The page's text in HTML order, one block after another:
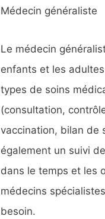
h
r
:
Médecin généraliste
Le médecin
enfants et les
types de soins
(consultation,
vaccination, bilan de
également un suivi
dans le temps et les
médecins
besoin.